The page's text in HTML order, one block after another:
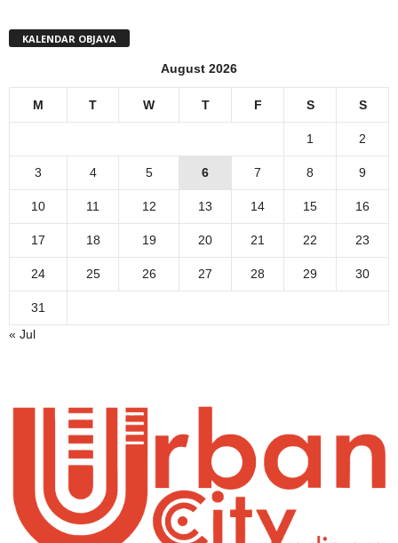
KALENDAR OBJAVA
August 2026
M T W T F S S
1 2
3 4 5 6 7 8 9
10 11 12 13 14 15 16
17 18 19 20 21 22 23
24 25 26 27 28 29 30
31
« Jul